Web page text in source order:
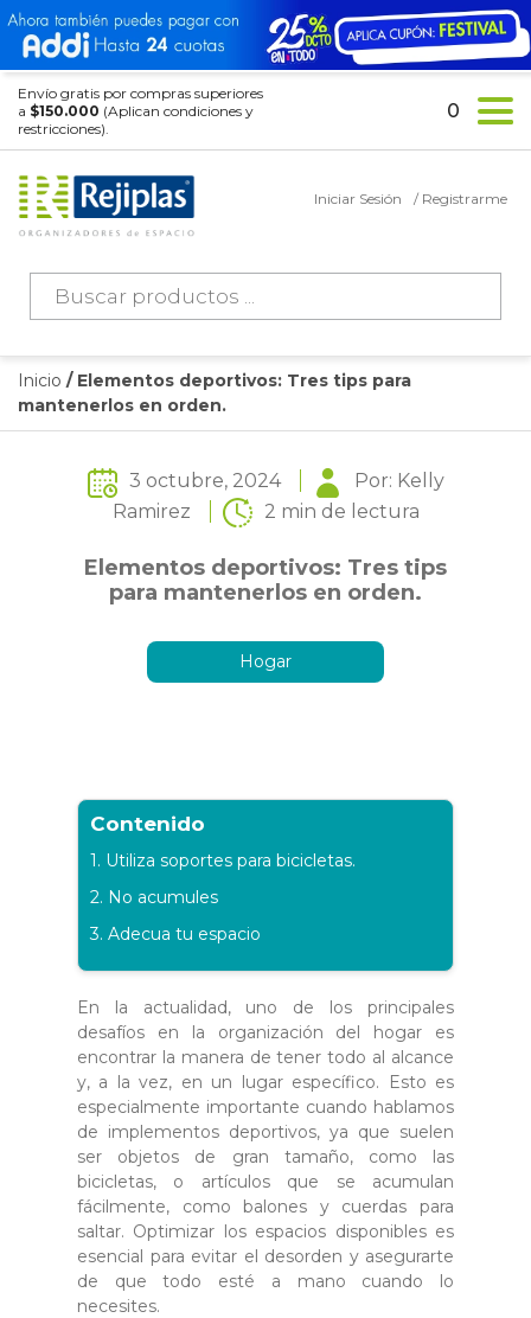
Envío gratis por compras superiores
a $150.000 (Aplican condiciones y
restricciones).
Búsqueda
productos
Iniciar Sesión / Registrarme
0
Inicio / Elementos deportivos: Tres tips para
mantenerlos en orden.
3 octubre, 2024
Por: Kelly
Ramirez
2 min de lectura
Elementos deportivos: Tres tips
para mantenerlos en orden.
Hogar
Contenido
1. Utiliza soportes para bicicletas.
2. No acumules
3. Adecua tu espacio
En la actualidad, uno de los principales
desafíos en la organización del hogar es
encontrar la manera de tener todo al alcance
y, a la vez, en un lugar específico. Esto es
especialmente importante cuando hablamos
de implementos deportivos, ya que suelen
ser objetos de gran tamaño, como las
bicicletas, o artículos que se acumulan
fácilmente, como balones y cuerdas para
saltar. Optimizar los espacios disponibles es
esencial para evitar el desorden y asegurarte
de que todo esté a mano cuando lo
necesites.